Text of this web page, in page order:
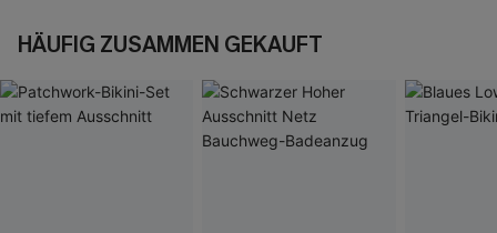
HÄUFIG ZUSAMMEN GEKAUFT